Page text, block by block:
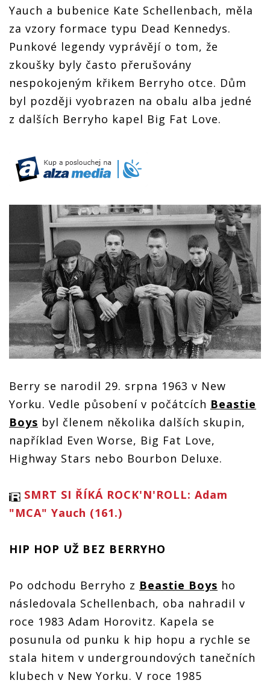
Yauch a bubenice Kate Schellenbach, měla
za vzory formace typu Dead Kennedys.
Punkové legendy vyprávějí o tom, že
zkoušky byly často přerušovány
nespokojeným křikem Berryho otce. Dům
byl později vyobrazen na obalu alba jedné
z dalších Berryho kapel Big Fat Love.
Berry se narodil 29. srpna 1963 v New
Yorku. Vedle působení v počátcích Beastie
Boys byl členem několika dalších skupin,
například Even Worse, Big Fat Love,
Highway Stars nebo Bourbon Deluxe.
SMRT SI ŘÍKÁ ROCK'N'ROLL: Adam
"MCA" Yauch (161.)
HIP HOP UŽ BEZ BERRYHO
Po odchodu Berryho z Beastie Boys ho
následovala Schellenbach, oba nahradil v
roce 1983 Adam Horovitz. Kapela se
posunula od punku k hip hopu a rychle se
stala hitem v undergroundových tanečních
klubech v New Yorku. V roce 1985